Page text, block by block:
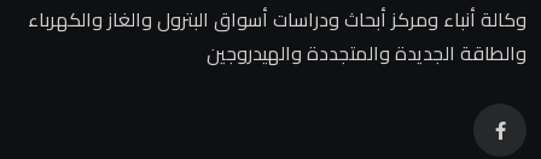
وكالة أنباء ومركز أبحاث ودراسات أسواق البترول والغاز والكهرباء
والطاقة الجديدة والمتجددة والهيدروجين